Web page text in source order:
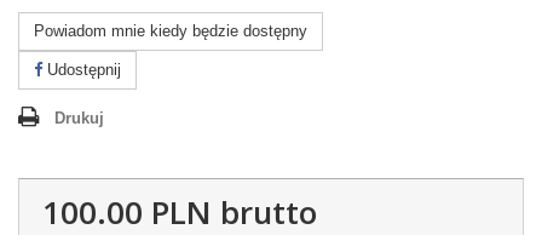
Powiadom mnie kiedy będzie dostępny
Udostępnij
Drukuj
100.00 PLN brutto